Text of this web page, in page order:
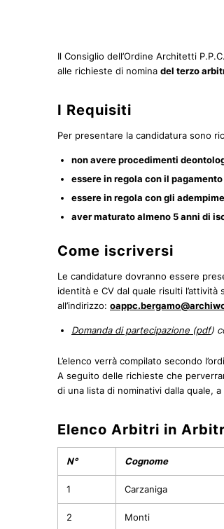
Il Consiglio dell’Ordine Architetti
alle richieste di nomina del terzo
I Requisiti
Per presentare la candidatura sono
non avere procedimenti
essere in regola con il
essere in regola con gli
aver maturato almeno 5 anni di
Come iscriversi
Le candidature dovranno essere
identità e CV dal quale risulti
all’indirizzo:
Domanda di partecipazione (pdf)
L’elenco verrà compilato secondo
A seguito delle richieste che
di una lista di nominativi dalla quale,
Elenco Arbitri in
N° Cognome
1 Carzaniga
2 Monti